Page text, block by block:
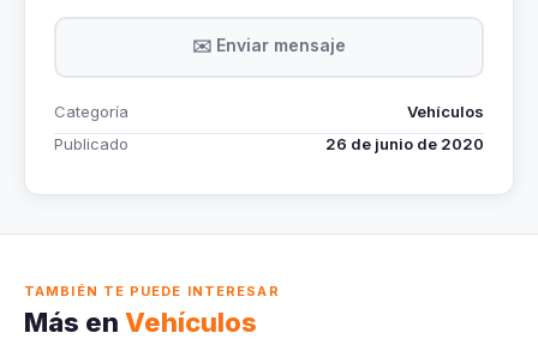
✉️ Enviar mensaje
Categoría
Vehículos
Publicado
26 de junio de 2020
TAMBIÉN TE PUEDE INTERESAR
Más en Vehículos